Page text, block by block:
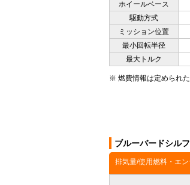
ホイールベース
駆動方式
ミッション位置
最小回転半径
最大トルク
※ 燃費情報は定められ
ブルーバードシル
排気量/使用燃料・エ